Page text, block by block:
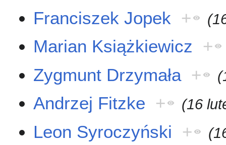
Franciszek Jopek +
Marian Książkiewicz
+
Zygmunt Drzymała +
Andrzej Fitzke + (16
Leon Syroczyński +